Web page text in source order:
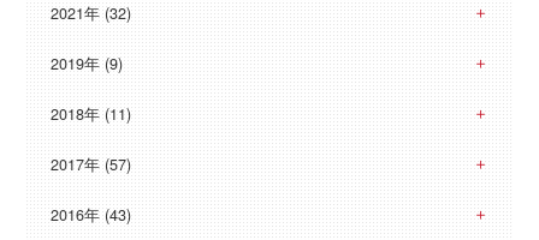
2021年 (32)
2019年 (9)
2018年 (11)
2017年 (57)
2016年 (43)